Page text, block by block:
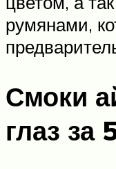
румянами,
Смоки
глаз за